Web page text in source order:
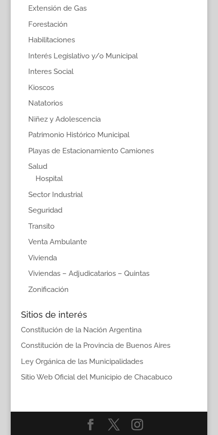
Extensión de Gas
Forestación
Habilitaciones
Interés Legislativo y/o Municipal
Interes Social
Kioscos
Natatorios
Niñez y Adolescencia
Patrimonio Histórico Municipal
Playas de Estacionamiento Camiones
Salud
Hospital
Sector Industrial
Seguridad
Transito
Venta Ambulante
Vivienda
Viviendas – Adjudicatarios – Quintas
Zonificación
Sitios de interés
Constitución de la Nación Argentina
Constitución de la Provincia de Buenos Aires
Ley Orgánica de las Municipalidades
Sitio Web Oficial del Municipio de Chacabuco